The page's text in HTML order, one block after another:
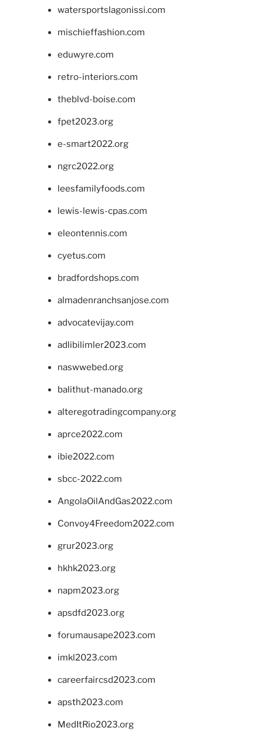
watersportslagonissi.com
mischieffashion.com
eduwyre.com
retro-interiors.com
theblvd-boise.com
fpet2023.org
e-smart2022.org
ngrc2022.org
leesfamilyfoods.com
lewis-lewis-cpas.com
eleontennis.com
cyetus.com
bradfordshops.com
almadenranchsanjose.com
advocatevijay.com
adlibilimler2023.com
naswwebed.org
balithut-manado.org
alteregotradingcompany.org
aprce2022.com
ibie2022.com
sbcc-2022.com
AngolaOilAndGas2022.com
Convoy4Freedom2022.com
grur2023.org
hkhk2023.org
napm2023.org
apsdfd2023.org
forumausape2023.com
imkl2023.com
careerfaircsd2023.com
apsth2023.com
MedItRio2023.org